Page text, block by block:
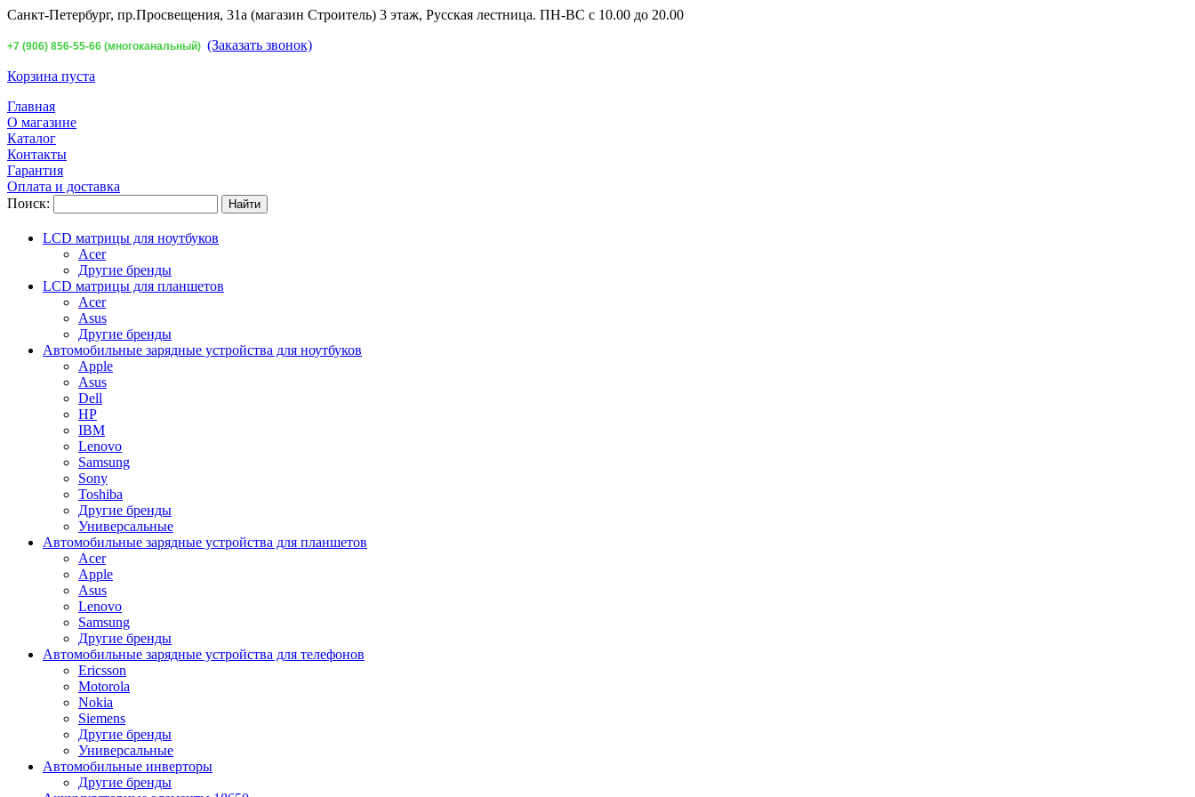
Санкт-Петербург, пр.Просвещения, 31а (магазин Строитель) 3 этаж, Русская лестница. ПН-ВС с 10.00 до 20.00
+7 (906) 856-55-66 (многоканальный) (Заказать звонок)
Корзина пуста
Главная
О магазине
Каталог
Контакты
Гарантия
Оплата и доставка
Поиск:
LCD матрицы для ноутбуков
Acer
Другие бренды
LCD матрицы для планшетов
Acer
Asus
Другие бренды
Автомобильные зарядные устройства для ноутбуков
Apple
Asus
Dell
HP
IBM
Lenovo
Samsung
Sony
Toshiba
Другие бренды
Универсальные
Автомобильные зарядные устройства для планшетов
Acer
Apple
Asus
Lenovo
Samsung
Другие бренды
Автомобильные зарядные устройства для телефонов
Ericsson
Motorola
Nokia
Siemens
Другие бренды
Универсальные
Автомобильные инверторы
Другие бренды